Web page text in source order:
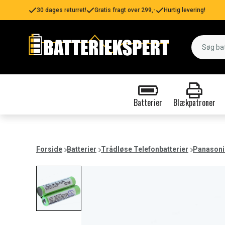
30 dages returret! Gratis fragt over 299,- Hurtig levering!
Batterier Blækpatroner
Forside Batterier Trådløse Telefonbatterier